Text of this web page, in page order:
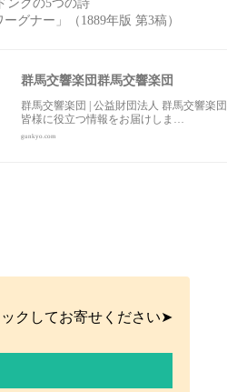
ンクの5つの詩
ーグナー」（1889年版 第3稿）
群馬交響楽団群馬交響楽団
群馬交響楽団 | 公益財団法人 群馬交響楽
皆様に役立つ情報をお届けしま…
gunkyo.com
クしてお寄せください➤